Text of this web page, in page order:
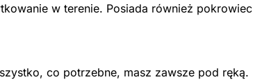
w terenie. Posiada również pokrowiec
co potrzebne, masz zawsze pod ręką.